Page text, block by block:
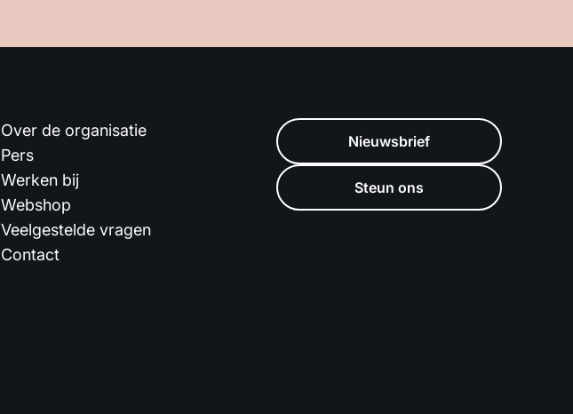
Over de organisatie
Pers
Werken bij
Webshop
Veelgestelde vragen
Contact
Nieuwsbrief
Steun ons